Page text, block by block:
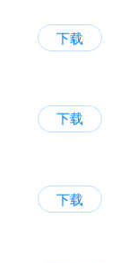
下载
下载
下载